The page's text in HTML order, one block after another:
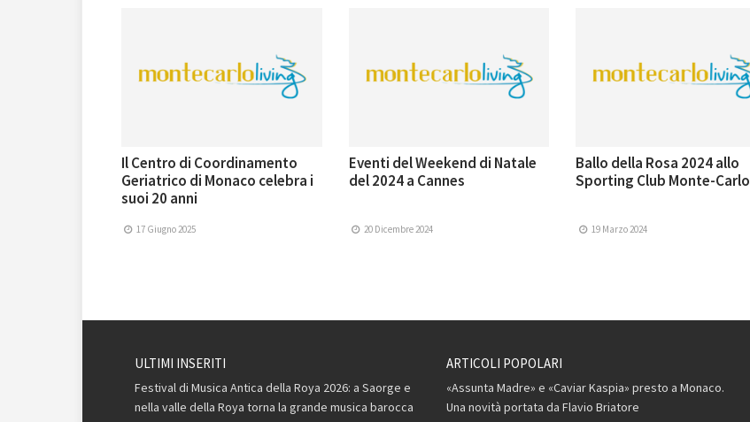
Il Centro di Coordinamento
Geriatrico di Monaco celebra i
suoi 20 anni
17 Giugno 2025
Eventi del Weekend di Natale
del 2024 a Cannes
20 Dicembre 2024
Ballo della Rosa 2024 allo
Sporting Club Monte-Carlo
19 Marzo 2024
ULTIMI INSERITI
Festival di Musica Antica della Roya 2026: a Saorge e
nella valle della Roya torna la grande musica barocca
ARTICOLI POPOLARI
«Assunta Madre» e «Caviar Kaspia» presto a Monaco.
Una novità portata da Flavio Briatore